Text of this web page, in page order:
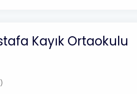
Kayık Ortaokulu